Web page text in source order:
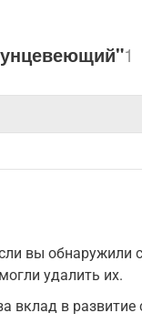
1
вы обнаружили
удалить их.
вклад в развитие